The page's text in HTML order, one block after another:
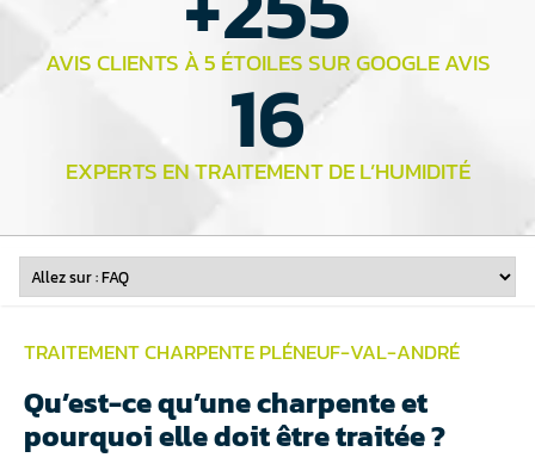
AVIS CLIENTS À 5 ÉTOILES SUR GOOGLE AVIS
EXPERTS EN TRAITEMENT DE L’HUMIDITÉ
16
TRAITEMENT CHARPENTE PLÉNEUF-VAL-ANDRÉ
Qu’est-ce qu’une charpente et
pourquoi elle doit être traitée ?